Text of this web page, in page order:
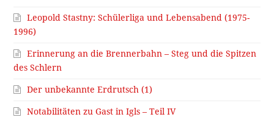
Leopold Stastny: Schülerliga und Lebensabend (1975-
1996)
Erinnerung an die Brennerbahn – Steg und die Spitzen
des Schlern
Der unbekannte Erdrutsch (1)
Notabilitäten zu Gast in Igls – Teil IV